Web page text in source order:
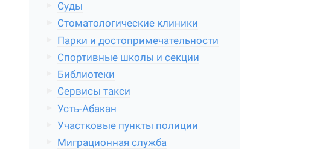
Суды
Стоматологические клиники
Парки и достопримечательности
Спортивные школы и секции
Библиотеки
Сервисы такси
Усть-Абакан
Участковые пункты полиции
Миграционная служба